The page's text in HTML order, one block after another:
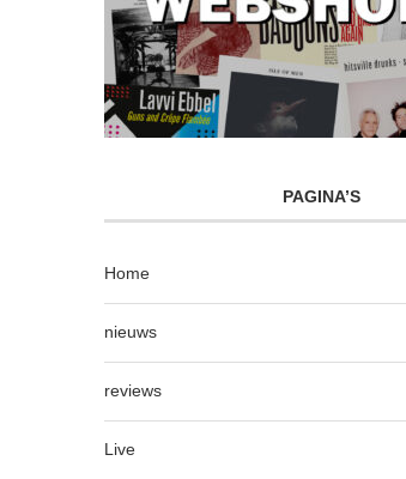
PAGINA’S
Home
nieuws
reviews
Live